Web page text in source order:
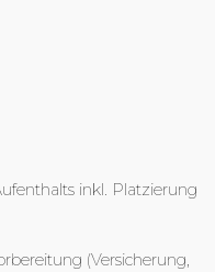
inkl. Platzierung
(Versicherung,